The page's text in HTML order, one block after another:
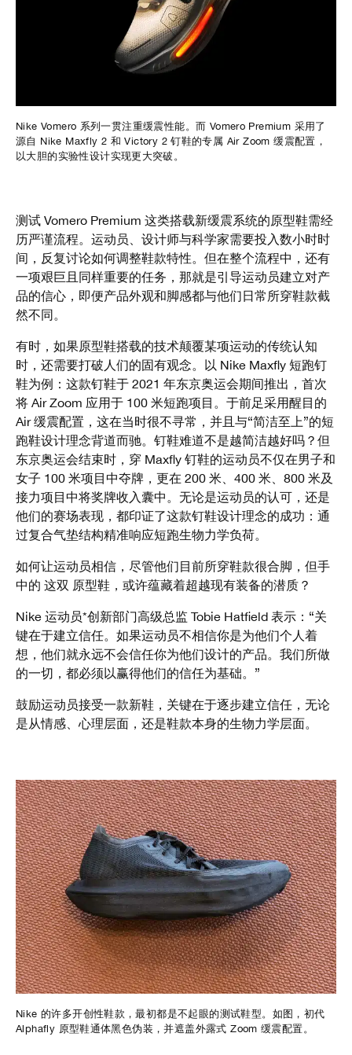
Nike Vomero 系列一贯注重缓震性能。而 Vomero Premium 采用了
源自 Nike Maxfly 2 和 Victory 2 钉鞋的专属 Air Zoom 缓震配置，
以大胆的实验性设计实现更大突破。
测试 Vomero Premium 这类搭载新缓震系统的原型鞋需经
历严谨流程。运动员、设计师与科学家需要投入数小时时
间，反复讨论如何调整鞋款特性。但在整个流程中，还有
一项艰巨且同样重要的任务，那就是引导运动员建立对产
品的信心，即便产品外观和脚感都与他们日常所穿鞋款截
然不同。
有时，如果原型鞋搭载的技术颠覆某项运动的传统认知
时，还需要打破人们的固有观念。以 Nike Maxfly 短跑钉
鞋为例：这款钉鞋于 2021 年东京奥运会期间推出，首次
将 Air Zoom 应用于 100 米短跑项目。于前足采用醒目的
Air 缓震配置，这在当时很不寻常，并且与“简洁至上”的短
跑鞋设计理念背道而驰。钉鞋难道不是越简洁越好吗？但
东京奥运会结束时，穿 Maxfly 钉鞋的运动员不仅在男子和
女子 100 米项目中夺牌，更在 200 米、400 米、800 米及
接力项目中将奖牌收入囊中。无论是运动员的认可，还是
他们的赛场表现，都印证了这款钉鞋设计理念的成功：通
过复合气垫结构精准响应短跑生物力学负荷。
如何让运动员相信，尽管他们目前所穿鞋款很合脚，但手
中的 这双 原型鞋，或许蕴藏着超越现有装备的潜质？​​
Nike 运动员*创新部门高级总监 Tobie Hatfield 表示：“关
键在于建立信任。如果运动员不相信你是为他们个人着
想，他们就永远不会信任你为他们设计的产品。我们所做
的一切，都必须以赢得他们的信任为基础。”
鼓励运动员接受一款新鞋，关键在于逐步建立信任，无论
是从情感、心理层面，还是鞋款本身的生物力学层面。
Nike 的许多开创性鞋款，最初都是不起眼的测试鞋型。如图，初代
Alphafly 原型鞋通体黑色伪装，并遮盖外露式 Zoom 缓震配置。